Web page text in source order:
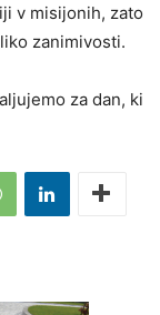
v misijonih, zato
zanimivosti.
za dan, ki